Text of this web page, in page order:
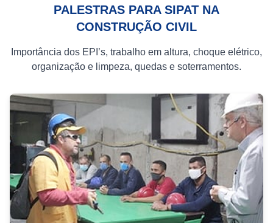
PALESTRAS PARA SIPAT NA
CONSTRUÇÃO CIVIL
Importância dos EPI’s, trabalho em altura, choque elétrico,
organização e limpeza, quedas e soterramentos.